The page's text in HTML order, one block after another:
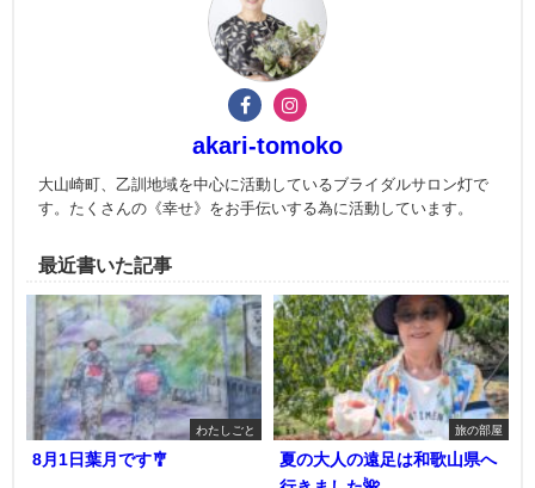
akari-tomoko
大山崎町、乙訓地域を中心に活動しているブライダルサロン灯で
す。たくさんの《幸せ》をお手伝いする為に活動しています。
最近書いた記事
わたしごと
8月1日葉月です🎐
旅の部屋
夏の大人の遠足は和歌山県へ